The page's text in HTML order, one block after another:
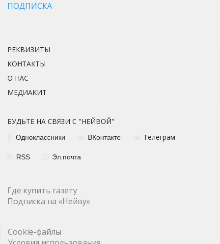
ПОДПИСКА
РЕКВИЗИТЫ
КОНТАКТЫ
О НАС
МЕДИАКИТ
БУДЬТЕ НА СВЯЗИ С "НЕЙВОЙ"
Одноклассники ВКонтакте Телеграм
RSS Эл.почта
Где купить газету
Подписка на «Нейву»
Cookie-файлы